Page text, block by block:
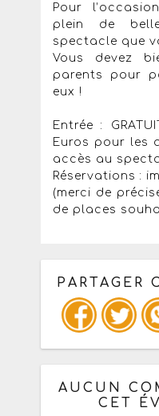
Pour
plein de
spectacle que
Vous devez
parents pour
eux !
Entrée :
Euros pour les
accès au
Réservations :
(merci de
de places
PARTAGER
Copiez les
: mail /
AUCUN
CET